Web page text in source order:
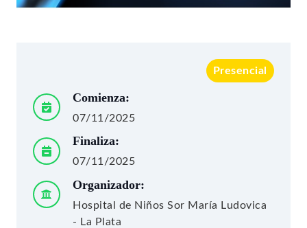
Presencial
Comienza:
07/11/2025
Finaliza:
07/11/2025
Organizador:
Hospital de Niños Sor María Ludovica
- La Plata